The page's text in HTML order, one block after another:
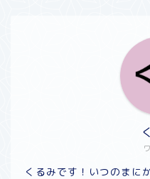
くるみです！いつのまに